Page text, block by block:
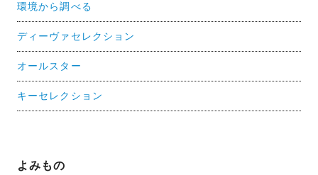
環境から調べる
ディーヴァセレクション
オールスター
キーセレクション
よみもの